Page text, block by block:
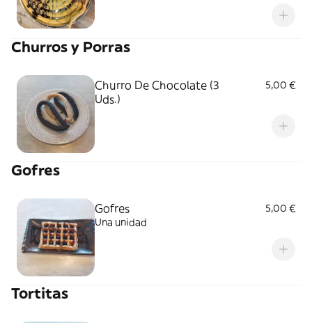
Churros y Porras
Churro De Chocolate (3
Uds.)
5,00 €
Gofres
Gofres
5,00 €
Una unidad
Tortitas